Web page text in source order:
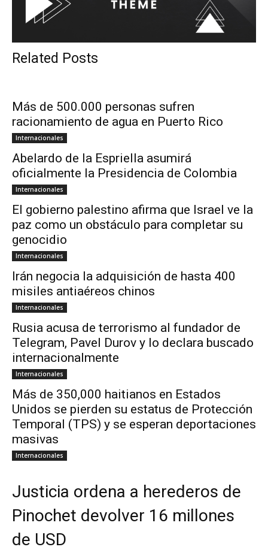
Related Posts
Más de 500.000 personas sufren
racionamiento de agua en Puerto Rico
Internacionales
Abelardo de la Espriella asumirá
oficialmente la Presidencia de Colombia
Internacionales
El gobierno palestino afirma que Israel ve la
paz como un obstáculo para completar su
genocidio
Internacionales
Irán negocia la adquisición de hasta 400
misiles antiaéreos chinos
Internacionales
Rusia acusa de terrorismo al fundador de
Telegram, Pavel Durov y lo declara buscado
internacionalmente
Internacionales
Más de 350,000 haitianos en Estados
Unidos se pierden su estatus de Protección
Temporal (TPS) y se esperan deportaciones
masivas
Internacionales
Justicia ordena a herederos de
Pinochet devolver 16 millones
de USD